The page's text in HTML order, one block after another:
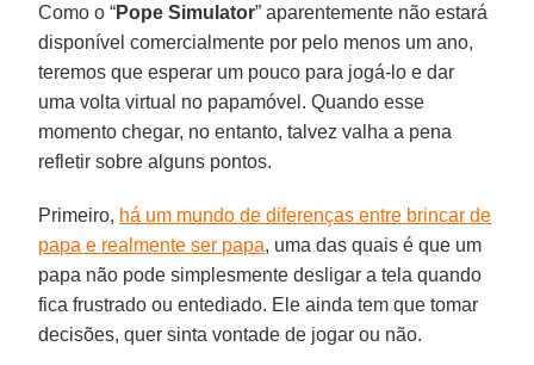
Como o “Pope Simulator” aparentemente não estará
disponível comercialmente por pelo menos um ano,
teremos que esperar um pouco para jogá-lo e dar
uma volta virtual no papamóvel. Quando esse
momento chegar, no entanto, talvez valha a pena
refletir sobre alguns pontos.
Primeiro, há um mundo de diferenças entre brincar de
papa e realmente ser papa, uma das quais é que um
papa não pode simplesmente desligar a tela quando
fica frustrado ou entediado. Ele ainda tem que tomar
decisões, quer sinta vontade de jogar ou não.